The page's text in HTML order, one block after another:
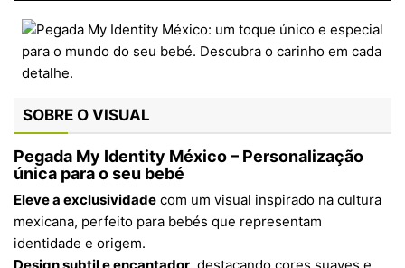
SOBRE O VISUAL
Pegada My Identity México – Personalização
única para o seu bebé
Eleve a exclusividade com um visual inspirado na cultura
mexicana, perfeito para bebés que representam
identidade e origem.